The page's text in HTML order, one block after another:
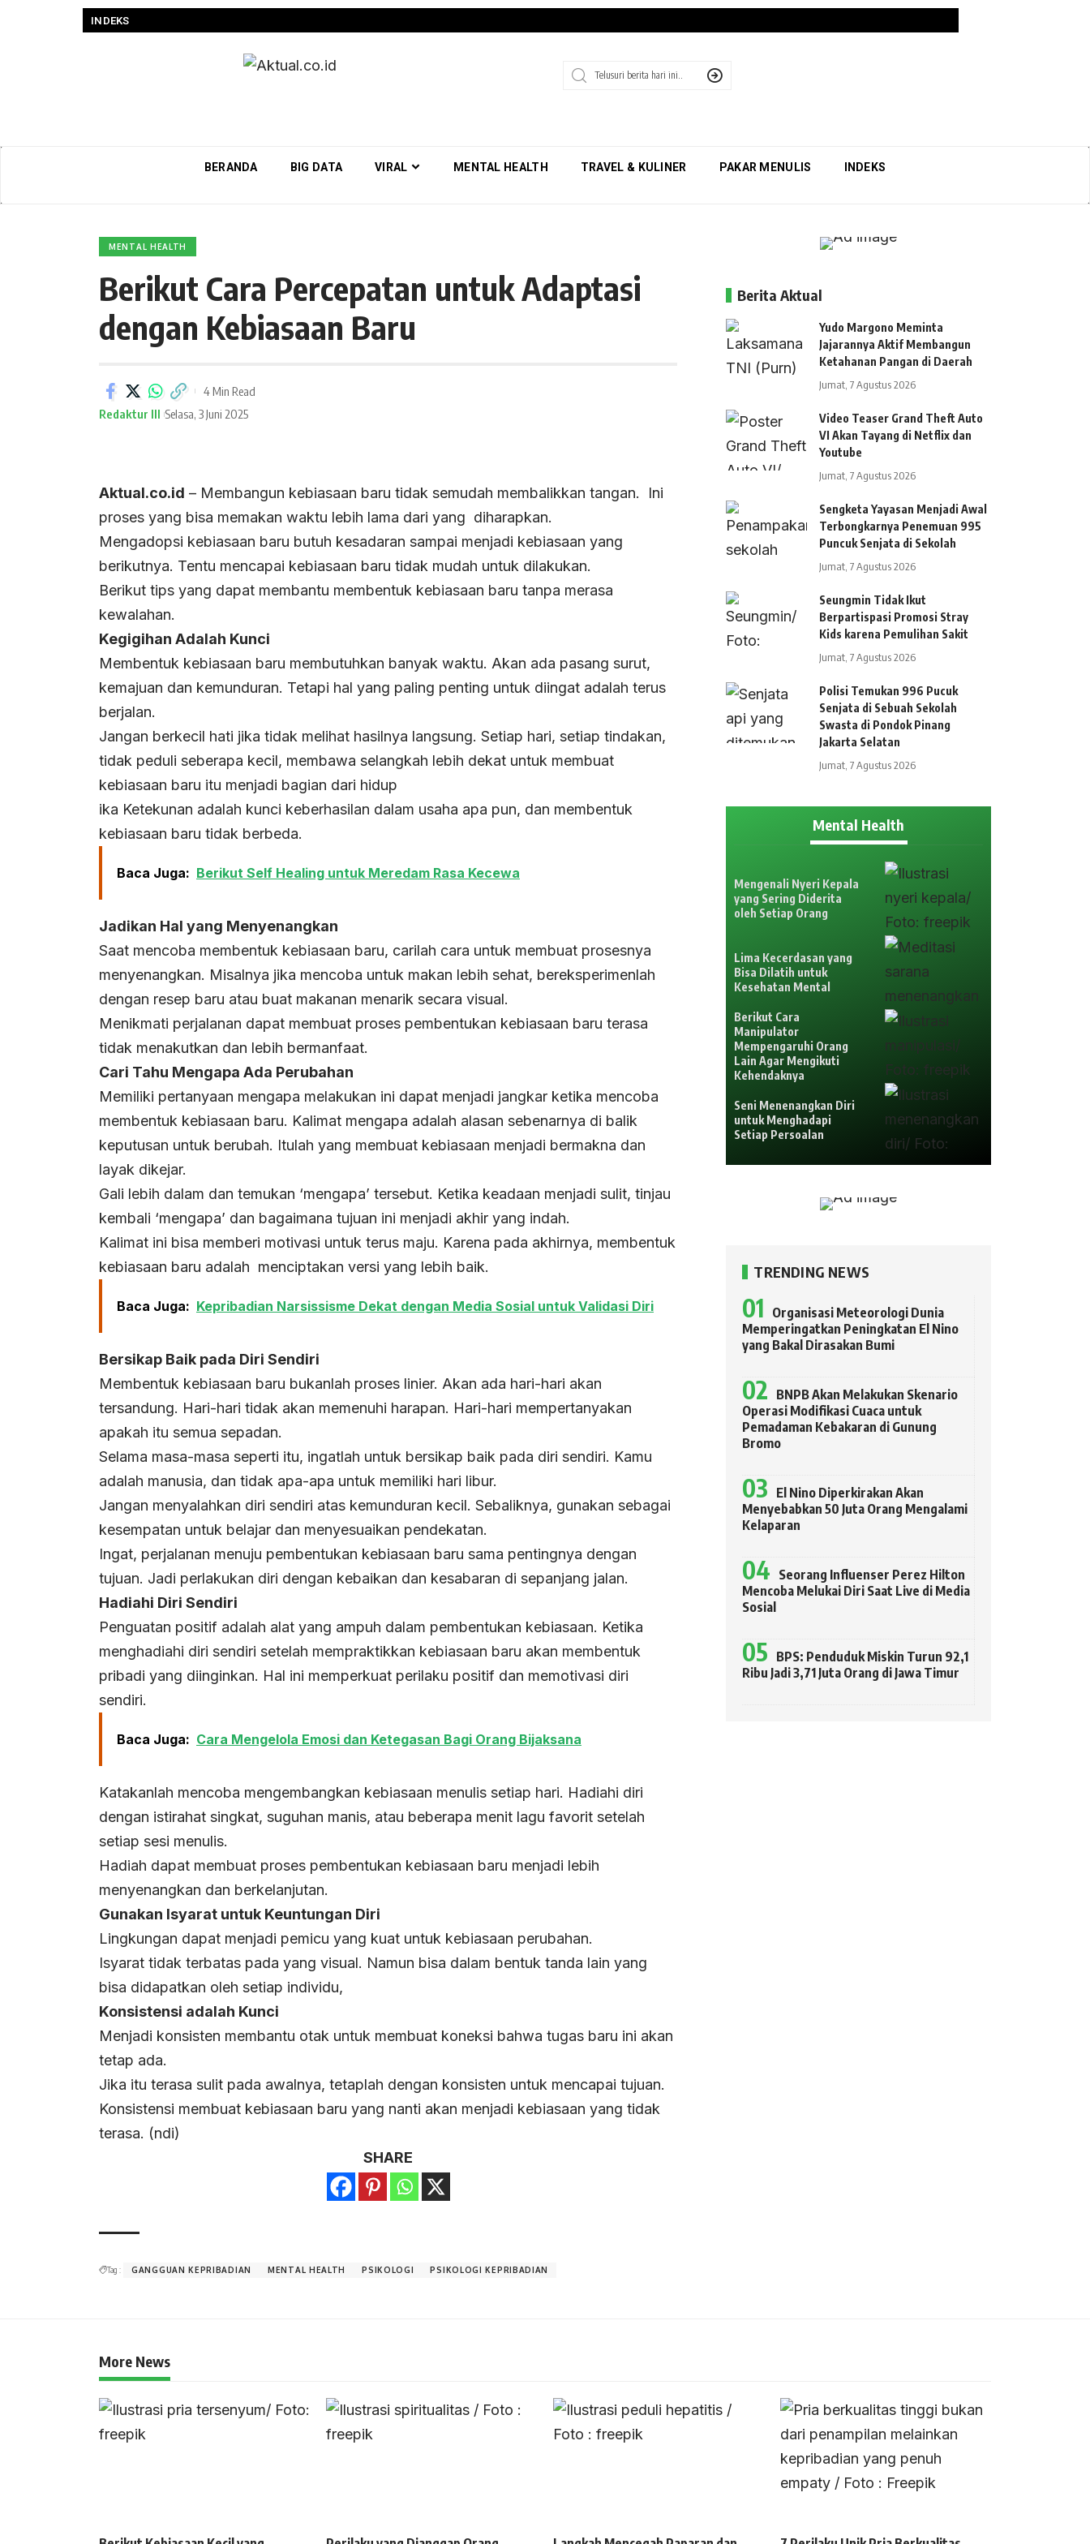
INDEKS
BERANDA BIG DATA VIRAL MENTAL HEALTH TRAVEL & KULINER PAKAR MENULIS INDEKS
MENTAL HEALTH
Berikut Cara Percepatan untuk Adaptasi
dengan Kebiasaan Baru
Redaktur III Selasa, 3 Juni 2025
4 Min Read
Aktual.co.id – Membangun kebiasaan baru tidak semudah membalikkan tangan.
Ini
proses yang bisa memakan waktu lebih lama dari yang diharapkan.
Mengadopsi kebiasaan baru butuh kesadaran sampai menjadi kebiasaan yang
berikutnya. Tentu mencapai kebiasaan baru tidak mudah untuk dilakukan.
Berikut tips yang dapat membantu membentuk kebiasaan baru tanpa merasa
kewalahan.
Kegigihan Adalah Kunci
Membentuk kebiasaan baru membutuhkan banyak waktu. Akan ada pasang surut,
kemajuan dan kemunduran. Tetapi hal yang paling penting untuk diingat adalah terus
berjalan.
Jangan berkecil hati jika tidak melihat hasilnya langsung. Setiap hari, setiap tindakan,
tidak peduli seberapa kecil, membawa selangkah lebih dekat untuk membuat
kebiasaan baru itu menjadi bagian dari hidup
ika Ketekunan adalah kunci keberhasilan dalam usaha apa pun, dan membentuk
kebiasaan baru tidak berbeda.
Baca Juga: Berikut Self Healing untuk Meredam Rasa Kecewa
Jadikan Hal yang Menyenangkan
Saat mencoba membentuk kebiasaan baru, carilah cara untuk membuat prosesnya
menyenangkan. Misalnya jika mencoba untuk makan lebih sehat, bereksperimenlah
dengan resep baru atau buat makanan menarik secara visual.
Menikmati perjalanan dapat membuat proses pembentukan kebiasaan baru terasa
tidak menakutkan dan lebih bermanfaat.
Cari Tahu Mengapa Ada Perubahan
Memiliki pertanyaan mengapa melakukan ini dapat menjadi jangkar ketika mencoba
membentuk kebiasaan baru. Kalimat mengapa adalah alasan sebenarnya di balik
keputusan untuk berubah. Itulah yang membuat kebiasaan menjadi bermakna dan
layak dikejar.
Gali lebih dalam dan temukan ‘mengapa’ tersebut. Ketika keadaan menjadi sulit, tinjau
kembali ‘mengapa’ dan bagaimana tujuan ini menjadi akhir yang indah.
Kalimat ini bisa memberi motivasi untuk terus maju. Karena pada akhirnya, membentuk
kebiasaan baru adalah menciptakan versi yang lebih baik.
Baca Juga: Kepribadian Narsissisme Dekat dengan Media Sosial untuk Validasi Diri
Bersikap Baik pada Diri Sendiri
Membentuk kebiasaan baru bukanlah proses linier. Akan ada hari-hari akan
tersandung. Hari-hari tidak akan memenuhi harapan. Hari-hari mempertanyakan
apakah itu semua sepadan.
Selama masa-masa seperti itu, ingatlah untuk bersikap baik pada diri sendiri. Kamu
adalah manusia, dan tidak apa-apa untuk memiliki hari libur.
Jangan menyalahkan diri sendiri atas kemunduran kecil. Sebaliknya, gunakan sebagai
kesempatan untuk belajar dan menyesuaikan pendekatan.
Ingat, perjalanan menuju pembentukan kebiasaan baru sama pentingnya dengan
tujuan. Jadi perlakukan diri dengan kebaikan dan kesabaran di sepanjang jalan.
Hadiahi Diri Sendiri
Penguatan positif adalah alat yang ampuh dalam pembentukan kebiasaan. Ketika
menghadiahi diri sendiri setelah mempraktikkan kebiasaan baru akan membentuk
pribadi yang diinginkan. Hal ini memperkuat perilaku positif dan memotivasi diri
sendiri.
Baca Juga: Cara Mengelola Emosi dan Ketegasan Bagi Orang Bijaksana
Katakanlah mencoba mengembangkan kebiasaan menulis setiap hari. Hadiahi diri
dengan istirahat singkat, suguhan manis, atau beberapa menit lagu favorit setelah
setiap sesi menulis.
Hadiah dapat membuat proses pembentukan kebiasaan baru menjadi lebih
menyenangkan dan berkelanjutan.
Gunakan Isyarat untuk Keuntungan Diri
Lingkungan dapat menjadi pemicu yang kuat untuk kebiasaan perubahan.
Isyarat tidak terbatas pada yang visual. Namun bisa dalam bentuk tanda lain yang
bisa didapatkan oleh setiap individu,
Konsistensi adalah Kunci
Menjadi konsisten membantu otak untuk membuat koneksi bahwa tugas baru ini akan
tetap ada.
Jika itu terasa sulit pada awalnya, tetaplah dengan konsisten untuk mencapai tujuan.
Konsistensi membuat kebiasaan baru yang nanti akan menjadi kebiasaan yang tidak
terasa. (ndi)
SHARE
Tag : GANGGUAN KEPRIBADIAN MENTAL HEALTH PSIKOLOGI PSIKOLOGI KEPRIBADIAN
Berita Aktual
Yudo Margono Meminta
Jajarannya Aktif Membangun
Ketahanan Pangan di Daerah
Jumat, 7 Agustus 2026
Video Teaser Grand Theft Auto
VI Akan Tayang di Netflix dan
Youtube
Jumat, 7 Agustus 2026
Sengketa Yayasan Menjadi Awal
Terbongkarnya Penemuan 995
Puncuk Senjata di Sekolah
Jumat, 7 Agustus 2026
Seungmin Tidak Ikut
Berpartispasi Promosi Stray
Kids karena Pemulihan Sakit
Jumat, 7 Agustus 2026
Polisi Temukan 996 Pucuk
Senjata di Sebuah Sekolah
Swasta di Pondok Pinang
Jakarta Selatan
Jumat, 7 Agustus 2026
Mental Health
Mengenali Nyeri Kepala
yang Sering Diderita
oleh Setiap Orang
Lima Kecerdasan yang
Bisa Dilatih untuk
Kesehatan Mental
Berikut Cara
Manipulator
Mempengaruhi Orang
Lain Agar Mengikuti
Kehendaknya
Seni Menenangkan Diri
untuk Menghadapi
Setiap Persoalan
TRENDING NEWS
Organisasi Meteorologi Dunia
Memperingatkan Peningkatan El Nino
yang Bakal Dirasakan Bumi
BNPB Akan Melakukan Skenario
Operasi Modifikasi Cuaca untuk
Pemadaman Kebakaran di Gunung
Bromo
El Nino Diperkirakan Akan
Menyebabkan 50 Juta Orang Mengalami
Kelaparan
Seorang Influenser Perez Hilton
Mencoba Melukai Diri Saat Live di Media
Sosial
BPS: Penduduk Miskin Turun 92,1
Ribu Jadi 3,71 Juta Orang di Jawa Timur
More News